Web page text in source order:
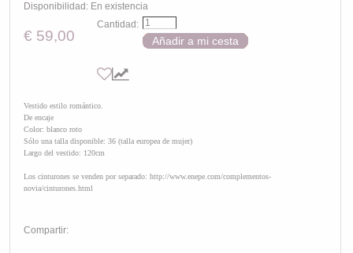
Disponibilidad: En existencia
€ 59,00
Cantidad:
Añadir a mi cesta
Vestido estilo romántico.
De encaje
Color: blanco roto
Sólo una talla disponible: 36 (talla europea de mujer)
Largo del vestido: 120cm
Los cinturones se venden por separado: http://www.enepe.com/complementos-
novia/cinturones.html
Compartir: